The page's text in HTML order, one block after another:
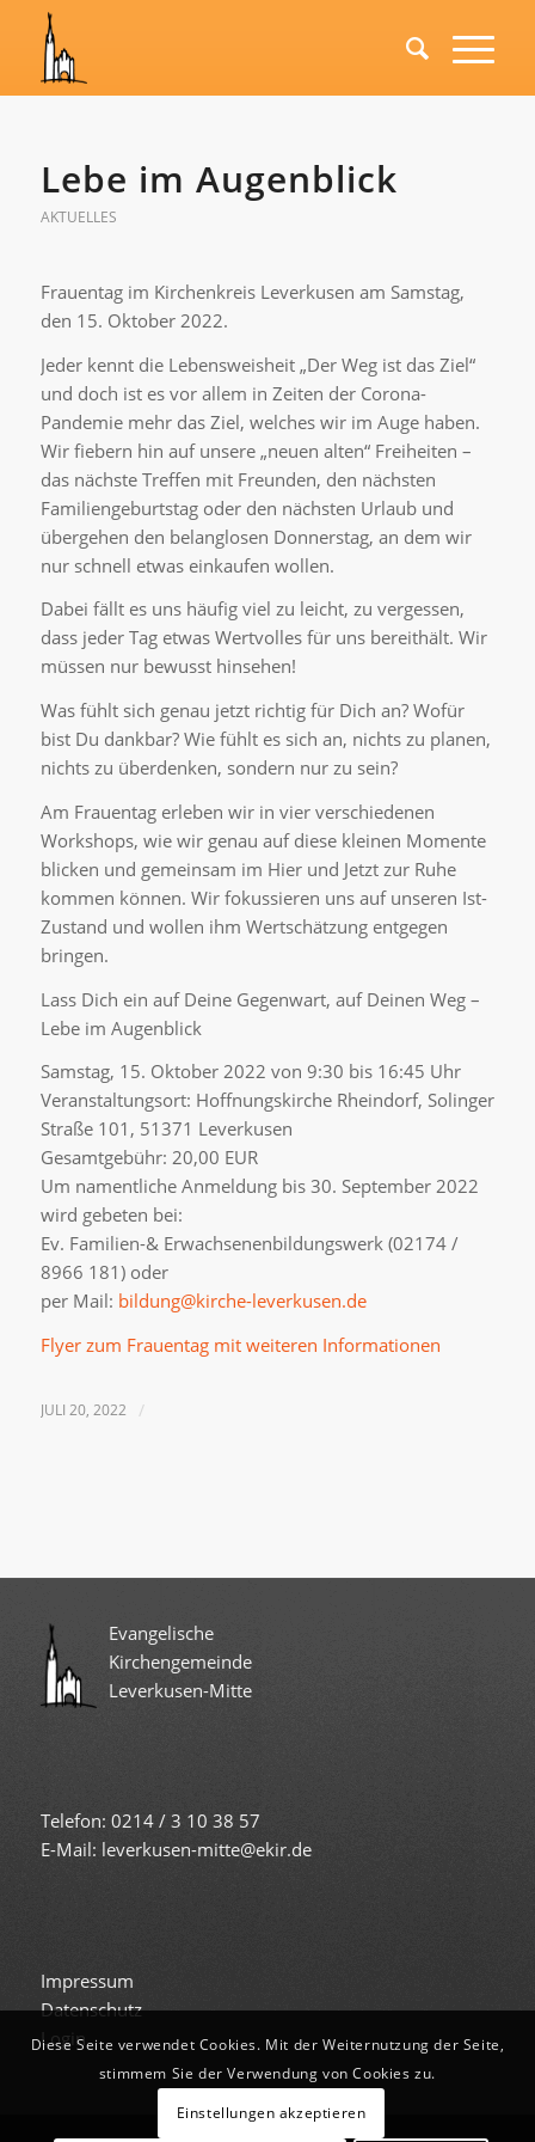
Lebe im Augenblick
AKTUELLES
Frauentag im Kirchenkreis Leverkusen am Samstag,
den 15. Oktober 2022.
Jeder kennt die Lebensweisheit „Der Weg ist das Ziel“
und doch ist es vor allem in Zeiten der Corona-
Pandemie mehr das Ziel, welches wir im Auge haben.
Wir fiebern hin auf unsere „neuen alten“ Freiheiten –
das nächste Treffen mit Freunden, den nächsten
Familiengeburtstag oder den nächsten Urlaub und
übergehen den belanglosen Donnerstag, an dem wir
nur schnell etwas einkaufen wollen.
Dabei fällt es uns häufig viel zu leicht, zu vergessen,
dass jeder Tag etwas Wertvolles für uns bereithält. Wir
müssen nur bewusst hinsehen!
Was fühlt sich genau jetzt richtig für Dich an? Wofür
bist Du dankbar? Wie fühlt es sich an, nichts zu planen,
nichts zu überdenken, sondern nur zu sein?
Am Frauentag erleben wir in vier verschiedenen
Workshops, wie wir genau auf diese kleinen Momente
blicken und gemeinsam im Hier und Jetzt zur Ruhe
kommen können. Wir fokussieren uns auf unseren Ist-
Zustand und wollen ihm Wertschätzung entgegen
bringen.
Lass Dich ein auf Deine Gegenwart, auf Deinen Weg –
Lebe im Augenblick
Samstag, 15. Oktober 2022 von 9:30 bis 16:45 Uhr
Veranstaltungsort: Hoffnungskirche Rheindorf, Solinger
Straße 101, 51371 Leverkusen
Gesamtgebühr: 20,00 EUR
Um namentliche Anmeldung bis 30. September 2022
wird gebeten bei:
Ev. Familien-& Erwachsenenbildungswerk (02174 /
8966 181) oder
per Mail: bildung@kirche-leverkusen.de
Flyer zum Frauentag mit weiteren Informationen
JULI 20, 2022 /
Evangelische
Kirchengemeinde
Leverkusen-Mitte
Telefon: 0214 / 3 10 38 57
E-Mail: leverkusen-mitte@ekir.de
Impressum
Datenschutz
Login
Diese Seite verwendet Cookies. Mit der Weiternutzung der Seite,
stimmem Sie der Verwendung von Cookies zu.
Einstellungen akzeptieren